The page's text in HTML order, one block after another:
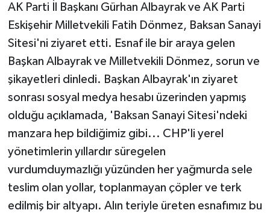
AK Parti İl Başkanı Gürhan Albayrak ve AK Parti
Eskişehir Milletvekili Fatih Dönmez, Baksan Sanayi
Sitesi'ni ziyaret etti. Esnaf ile bir araya gelen
Başkan Albayrak ve Milletvekili Dönmez, sorun ve
şikayetleri dinledi. Başkan Albayrak'ın ziyaret
sonrası sosyal medya hesabı üzerinden yapmış
olduğu açıklamada, 'Baksan Sanayi Sitesi'ndeki
manzara hep bildiğimiz gibi... CHP'li yerel
yönetimlerin yıllardır süregelen
vurdumduymazlığı yüzünden her yağmurda sele
teslim olan yollar, toplanmayan çöpler ve terk
edilmiş bir altyapı. Alın teriyle üreten esnafımız bu